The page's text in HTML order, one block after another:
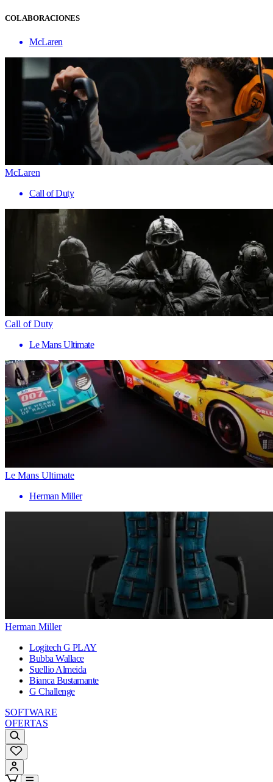
COLABORACIONES
McLaren
McLaren
Call of Duty
Call of Duty
Le Mans Ultimate
Le Mans Ultimate
Herman Miller
Herman Miller
Logitech G PLAY
Bubba Wallace
Suellio Almeida
Bianca Bustamante
G Challenge
SOFTWARE
OFERTAS